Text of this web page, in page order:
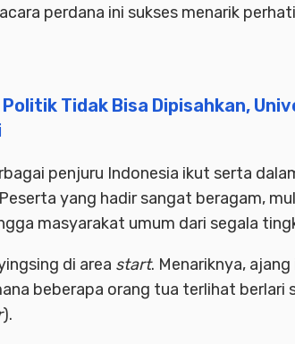
perdana ini sukses menarik
Tidak Bisa Dipisahkan,
penjuru Indonesia ikut serta
yang hadir sangat beragam,
masyarakat umum dari segala
di area start. Menariknya, ajang
beberapa orang tua terlihat berlari
).